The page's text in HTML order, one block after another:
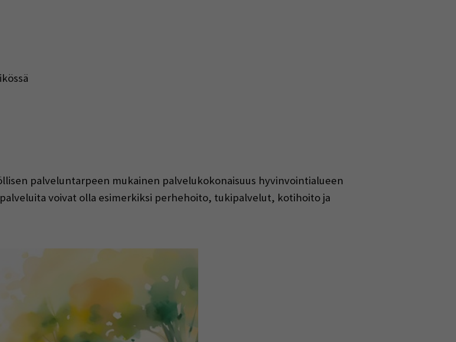
palveluntarpeen mukainen palvelukokonaisuus hyvinvointialueen
voivat olla esimerkiksi perhehoito, tukipalvelut, kotihoito ja